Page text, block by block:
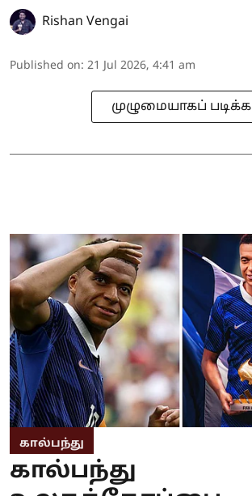
Rishan Vengai
Published on: 21 Jul 2026, 4:41 am
முழுமையாகப் படிக்க
கால்பந்து
கால்பந்து